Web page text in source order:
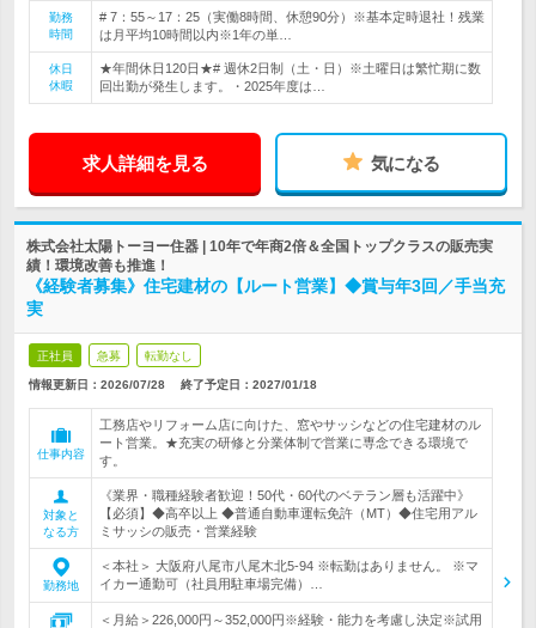
勤務
時間
# 7：55～17：25（実働8時間、休憩90分）※基本定時退社！残業
は月平均10時間以内※1年の単…
休日
休暇
★年間休日120日★# 週休2日制（土・日）※土曜日は繁忙期に数
回出勤が発生します。・2025年度は…
求人詳細を見る 気になる
株式会社太陽トーヨー住器 | 10年で年商2倍＆全国トップクラスの販売実
績！環境改善も推進！
《経験者募集》住宅建材の【ルート営業】◆賞与年3回／手当充
実
正社員 急募 転勤なし
情報更新日：2026/07/28 終了予定日： 2027/01/18
仕事内容
工務店やリフォーム店に向けた、窓やサッシなどの住宅建材のル
ート営業。★充実の研修と分業体制で営業に専念できる環境で
す。
対象と
なる方
《業界・職種経験者歓迎！50代・60代のベテラン層も活躍中》
【必須】◆高卒以上 ◆普通自動車運転免許（MT）◆住宅用アル
ミサッシの販売・営業経験
勤務地
＜本社＞ 大阪府八尾市八尾木北5-94 ※転勤はありません。 ※マ
イカー通勤可（社員用駐車場完備）…
＜月給＞226,000円～352,000円※経験・能力を考慮し決定※試用